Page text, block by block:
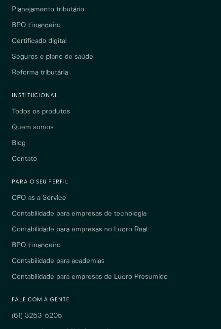
Planejamento tributário
BPO Financeiro
Certificado digital
Seguros e plano de saúde
Reforma tributária
INSTITUCIONAL
Todos os produtos
Quem somos
Blog
Contato
PARA O SEU PERFIL
CFO as a Service
Contabilidade para empresas de tecnologia
Contabilidade para empresas no Lucro Real
BPO Financeiro
Contabilidade para academias
Contabilidade para empresas de Lucro Presumido
FALE COM A GENTE
(61) 3253-5205